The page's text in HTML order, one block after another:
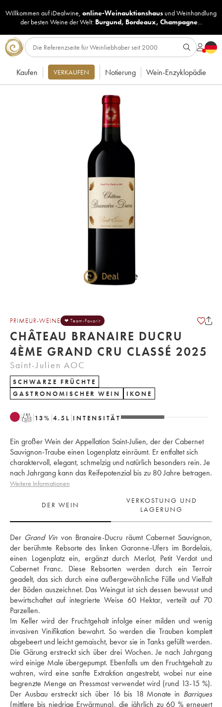
Willkommen auf iDealwine, online-Weinauktionshaus undWeinhandlung
der besten Weine der Welt: Burgund, Bordeaux, Champagne...
Kaufen VERKAUFEN Notierung Wein-Enzyklopädie
PRIMEUR-WEINE ❤ Team-Favorit
CHÂTEAU BRANAIRE DUCRU
4ÈME GRAND CRU CLASSÉ 2025
Saint-Julien AOC
SCHWARZE FRÜCHTE
GASTRONOMISCHER WEIN
IKONE
T 13% 4.5 L INTENSITÄT
Ein großer Wein der Appellation Saint-Julien, der der Cabernet
Sauvignon-Traube einen Logenplatz einräumt. Er entfaltet sich
charaktervoll, elegant, schmelzig und natürlich besonders rein. Je
nach Jahrgang kann das Reifepotenzial bis zu 80 Jahre betragen.
Weitere Informationen
DER WEIN
VERKOSTUNG UND
LAGERUNG
Der Grand Vin von Branaire-Ducru räumt Cabernet Sauvignon,
der berühmte Rebsorte des linken Garonne-Ufers im Bordelais,
einen Logenplatz ein, ergänzt durch Merlot, Petit Verdot und
Cabernet Franc. Diese Rebsorten werden durch ein Terroir
geadelt, das sich durch eine außergewöhnliche Fülle und Vielfalt
der Böden auszeichnet. Das Weingut ist sich dessen bewusst und
bewirtschaftet auf integrierte Weise 60 Hektar, verteilt auf 70
Parzellen.
Im Keller wird der Fruchtgehalt infolge einer milden und wenig
invasiven Vinifikation bewahrt. So werden die Trauben komplett
abgebeert und leicht gemaischt, bevor sie in Tanks gefüllt werden.
Die Gärung erstreckt sich über drei Wochen. Je nach Jahrgang
wird einige Male übergepumpt. Ebenfalls um den Fruchtgehalt zu
wahren, wird eine sanfte Extraktion angestrebt, wobei nur eine
begrenzte Menge an Pressmost verwendet wird (rund 13-15 %).
Der Ausbau erstreckt sich über 16 bis 18 Monate in Barriques
(mittlere bis niedrige Erwärmung), die jährlich zu 60 % erneuert